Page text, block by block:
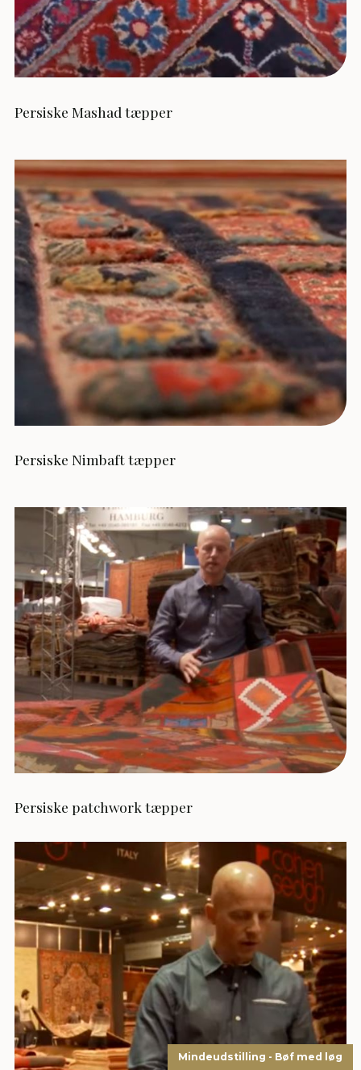
Persiske Mashad tæpper
Persiske Nimbaft tæpper
Persiske patchwork tæpper
Mindeudstilling - Bøf med løg